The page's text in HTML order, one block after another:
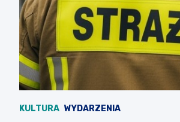
KULTURA WYDARZENIA